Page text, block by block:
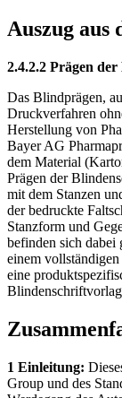
Auszug aus
2.4.2.2 Prägen
Das Blindprägen,
Druckverfahren
Herstellung von
Bayer AG
dem Material
Prägen der
mit dem Stanzen
der bedruckte
Stanzform und
befinden sich dabei
einem
eine
1 Einleitung:
Group und des